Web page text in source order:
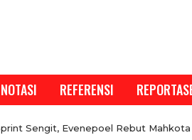
NOTASI REFERENSI
Sengit, Evenepoel Rebut